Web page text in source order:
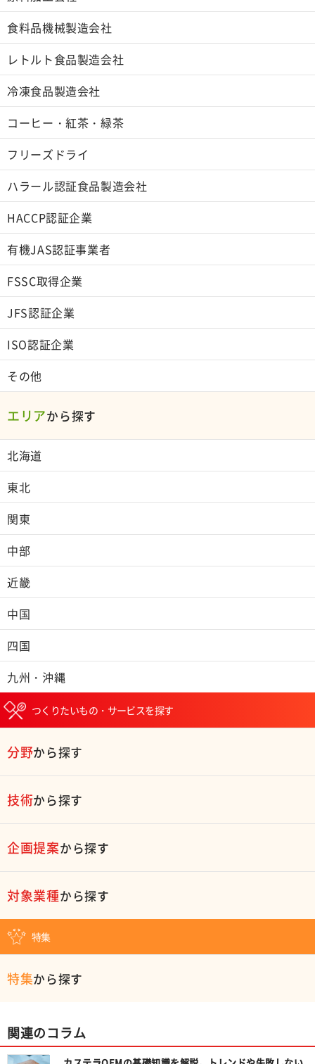
食料品機械製造会社
レトルト食品製造会社
冷凍食品製造会社
コーヒー・紅茶・緑茶
フリーズドライ
ハラール認証食品製造会社
HACCP認証企業
有機JAS認証事業者
FSSC取得企業
JFS認証企業
ISO認証企業
その他
エリアから探す
北海道
東北
関東
中部
近畿
中国
四国
九州・沖縄
つくりたいもの・サービスを探す
分野から探す
技術から探す
企画提案から探す
対象業種から探す
特集
特集から探す
関連のコラム